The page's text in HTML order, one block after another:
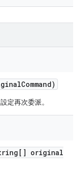
Command)
定再次委派。
original